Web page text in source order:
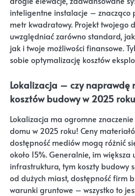
inteligentne instalacje – znacząco
metr kwadratowy. Projekt twojego
uwzględniać zarówno standard,
jak i twoje możliwości finansowe.
sobie optymalizację kosztów
Lokalizacja – czy naprawdę
kosztów budowy w 2025
Lokalizacja ma ogromne
domu w 2025 roku! Ceny
dostępność mediów mogą różnić
około 15%. Generalnie, im
infrastruktura, tym koszty budowy
od dużych miast, dostępność firm
warunki gruntowe – wszystko to